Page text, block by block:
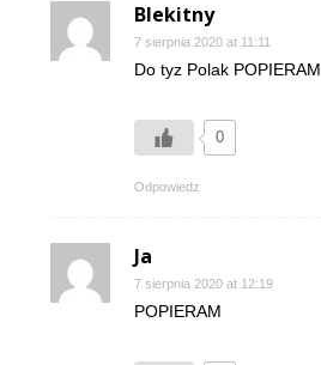
Blekitny
7 sierpnia 2020 at 11:11
Do tyz Polak POPIERAM
0
Odpowiedz
Ja
7 sierpnia 2020 at 12:19
POPIERAM